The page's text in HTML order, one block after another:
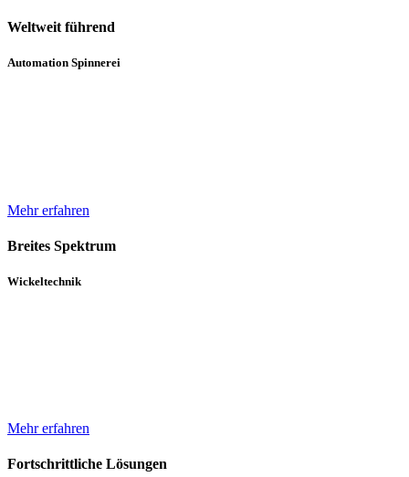
Weltweit führend
Automation Spinnerei
Mehr erfahren
Breites Spektrum
Wickeltechnik
Mehr erfahren
Fortschrittliche Lösungen